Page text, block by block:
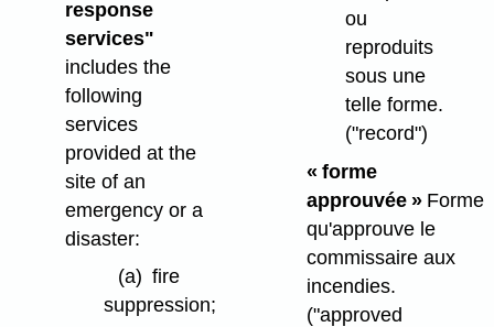
response
services"
includes the
following
services
provided at the
site of an
emergency or a
disaster:
(a) fire
suppression;
ou
reproduits
sous une
telle forme.
("record")
« forme
approuvée »Forme
qu'approuve le
commissaire aux
incendies.
("approved